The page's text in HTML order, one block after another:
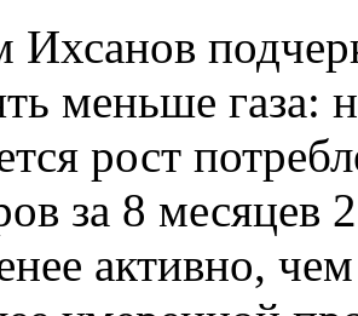
Ихсанов
меньше газа:
рост
за 8 месяцев
активно,